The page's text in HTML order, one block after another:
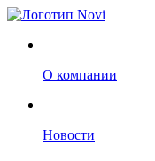
О компании
Новости